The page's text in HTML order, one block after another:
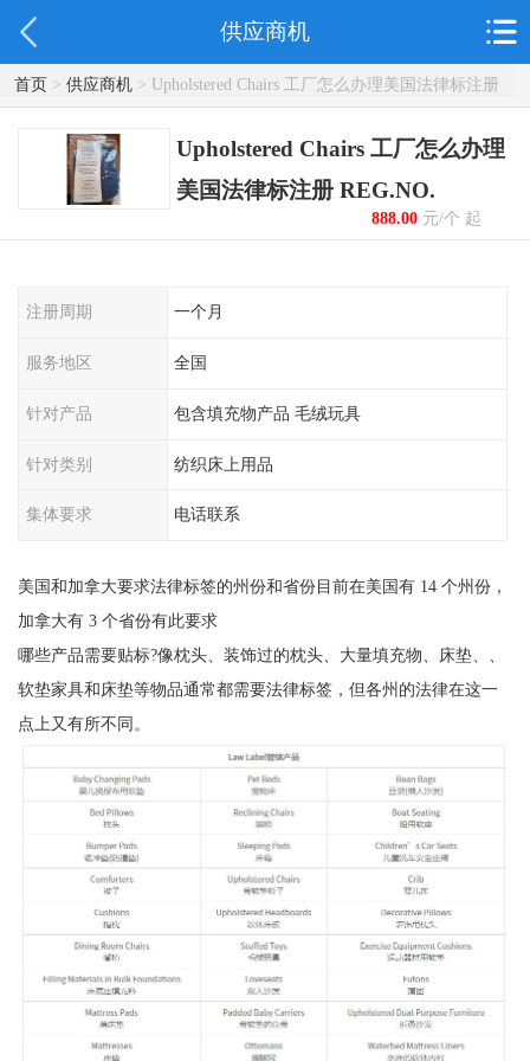
供应商机
首页> 供应商机> Upholstered Chairs 工厂怎么办理美国法律标注册
REG.NO.
Upholstered Chairs 工厂怎么办理
美国法律标注册 REG.NO.
888.00元/个 起
注册周期 一个月
服务地区 全国
针对产品 包含填充物产品 毛绒玩具
针对类别 纺织床上用品
集体要求 电话联系
美国和加拿大要求法律标签的州份和省份目前在美国有 14 个州份，
加拿大有 3 个省份有此要求
哪些产品需要贴标?像枕头、装饰过的枕头、大量填充物、床垫、、
软垫家具和床垫等物品通常都需要法律标签，但各州的法律在这一
点上又有所不同。